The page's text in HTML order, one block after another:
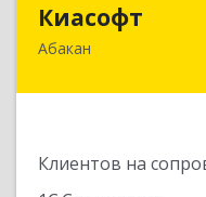
Киасофт
Абакан
Клиентов на
655017, Хакасия